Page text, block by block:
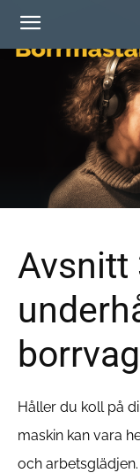
Avsnitt
Håller du koll på
maskin kan vara
och